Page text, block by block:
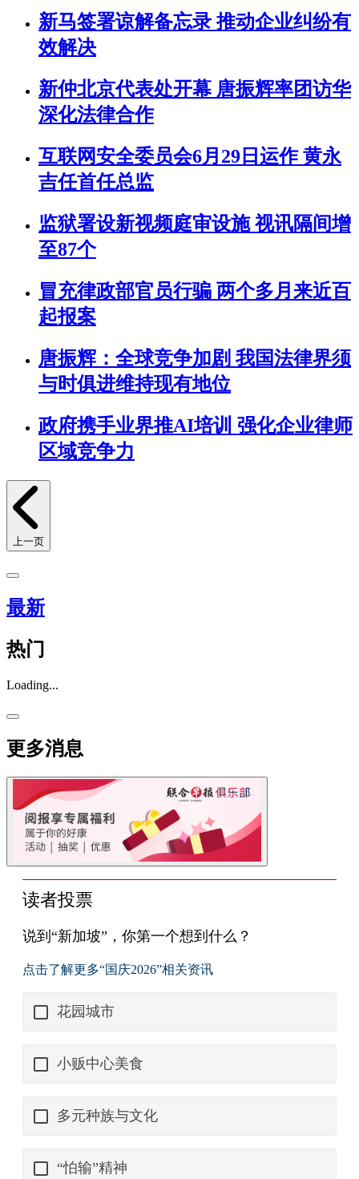
新马签署谅解备忘录 推动企业纠纷有
效解决
新仲北京代表处开幕 唐振辉率团访华
深化法律合作
互联网安全委员会6月29日运作 黄永
吉任首任总监
监狱署设新视频庭审设施 视讯隔间增
至87个
冒充律政部官员行骗 两个多月来近百
起报案
唐振辉：全球竞争加剧 我国法律界须
与时俱进维持现有地位
政府携手业界推AI培训 强化企业律师
区域竞争力
上一页
最新
热门
Loading...
更多消息